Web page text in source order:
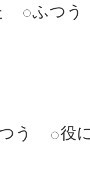
ふつう
う 役